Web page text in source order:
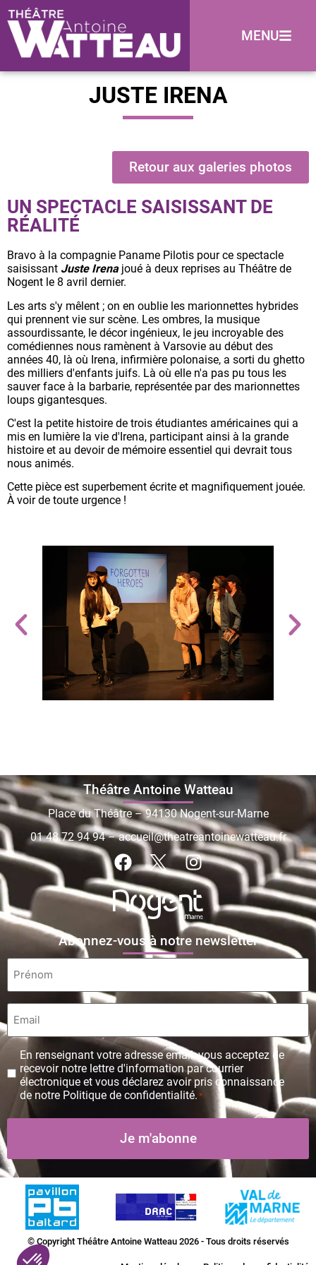
MENU
JUSTE IRENA
Retour aux galeries photos
UN SPECTACLE SAISISSANT DE
RÉALITÉ
Bravo à la compagnie Paname Pilotis pour ce spectacle
saisissant Juste Irenajoué à deux reprises au Théâtre de
Nogent le 8 avril dernier.
Les arts s'y mêlent ; on en oublie les marionnettes hybrides
qui prennent vie sur scène. Les ombres, la musique
assourdissante, le décor ingénieux, le jeu incroyable des
comédiennes nous ramènent à Varsovie au début des
années 40, là où Irena, infirmière polonaise, a sorti du ghetto
des milliers d'enfants juifs. Là où elle n'a pas pu tous les
sauver face à la barbarie, représentée par des marionnettes
loups gigantesques.
C'est la petite histoire de trois étudiantes américaines qui a
mis en lumière la vie d'Irena, participant ainsi à la grande
histoire et au devoir de mémoire essentiel qui devrait tous
nous animés.
Cette pièce est superbement écrite et magnifiquement jouée.
À voir de toute urgence !
Théâtre Antoine Watteau
Place du Théâtre – 94130 Nogent-sur-Marne
01 48 72 94 94–accueil@theatreantoinewatteau.fr
Abonnez-vous à notre newsletter
Prénom
Email
Protection
des
données
personnelles
En renseignant votre adresse email, vous acceptez de
recevoir notre lettre d'information par courrier
électronique et vous déclarez avoir pris connaissance
de notre Politique de confidentialité. *
© Copyright Théâtre Antoine Watteau 2026 - Tous droits réservés